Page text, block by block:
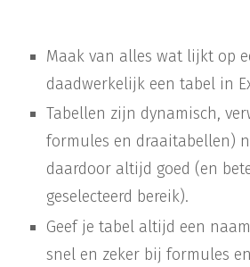
Maak van alles wat lijkt op
daadwerkelijk een tabel in
Tabellen zijn dynamisch,
formules en draaitabellen)
daardoor altijd goed (en
geselecteerd bereik).
Geef je tabel altijd een
snel en zeker bij formules